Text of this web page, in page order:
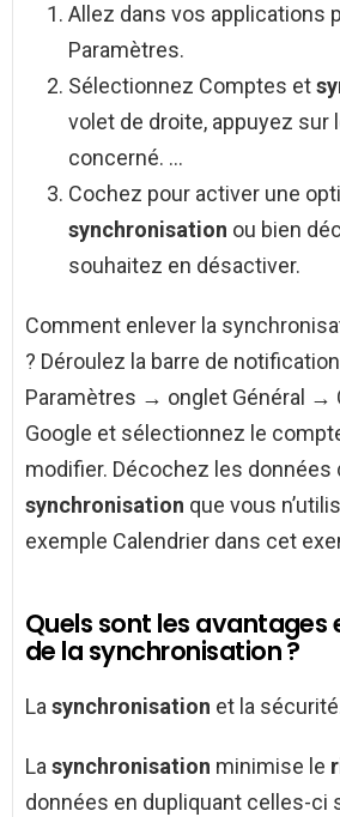
Allez dans vos applications
Paramètres.
Sélectionnez Comptes et
volet de droite, appuyez sur
concerné. …
Cochez pour activer une
synchronisation ou bien
souhaitez en désactiver.
Comment enlever la
? Déroulez la barre de
Paramètres → onglet Général →
Google et sélectionnez le
modifier. Décochez les données
synchronisation que vous
exemple Calendrier dans cet
Quels sont les avantages
de la synchronisation ?
Lasynchronisation et la
Lasynchronisation minimise le
données en dupliquant celles-ci